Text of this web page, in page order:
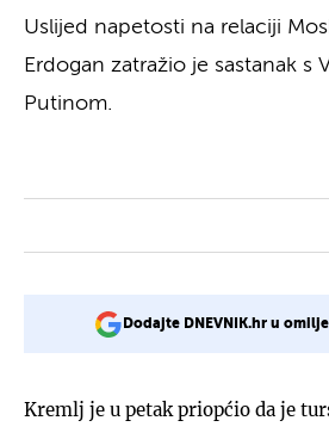
Uslijed napetosti na relaciji
Erdogan zatražio je sastanak s
Putinom.
Dodajte DNEVNIK.hr u
Kremlj je u petak priopćio da je